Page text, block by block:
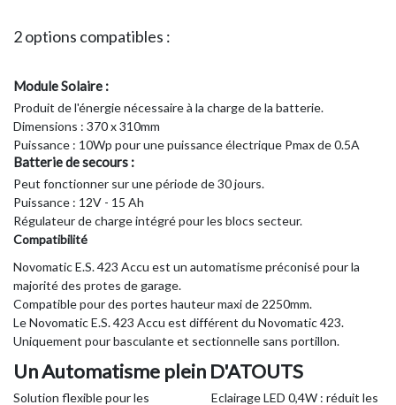
2 options compatibles :
Module Solaire :
Produit de l'énergie nécessaire à la charge de la batterie.
Dimensions : 370 x 310mm
Puissance : 10Wp pour une puissance électrique Pmax de 0.5A
Batterie de secours :
Peut fonctionner sur une période de 30 jours.
Puissance : 12V - 15 Ah
Régulateur de charge intégré pour les blocs secteur.
Compatibilité
Novomatic E.S. 423 Accu est un automatisme préconisé pour la
majorité des protes de garage.
Compatible pour des portes hauteur maxi de 2250mm.
Le Novomatic E.S. 423 Accu est différent du Novomatic 423.
Uniquement pour basculante et sectionnelle sans portillon.
Un Automatisme plein D'ATOUTS
Solution flexible pour les
Eclairage LED 0,4W : réduit les